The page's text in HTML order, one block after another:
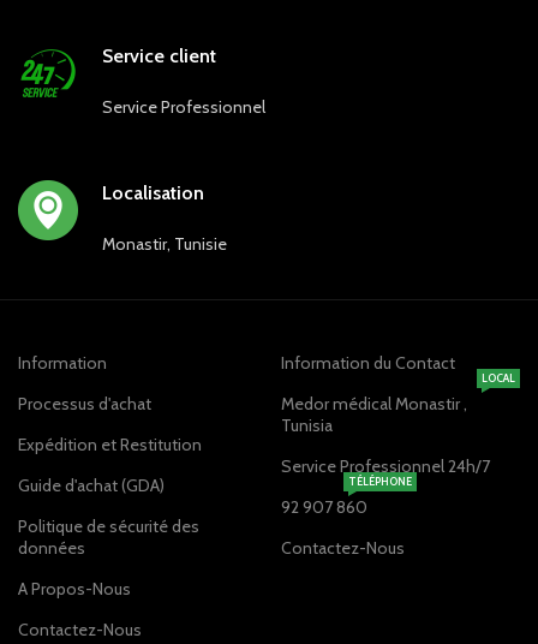
Service client
Service Professionnel
Localisation
Monastir, Tunisie
Information
Processus d'achat
Expédition et Restitution
Guide d'achat (GDA)
Politique de sécurité des
données
A Propos-Nous
Contactez-Nous
Information du Contact
Medor médical Monastir ,
Tunisia
LOCAL
Service Professionnel 24h/7
92 907 860
TÉLÉPHONE
Contactez-Nous